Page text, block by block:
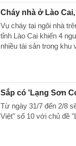
Cháy nhà ở Lào
Vụ cháy tại ngôi nhà
tỉnh Lào Cai khiến 4
nhiều tài sản trong khu
Sắp có 'Lạng Sơn
Từ ngày 31/7 đến 2/8
Việt" số 10 với chủ đề